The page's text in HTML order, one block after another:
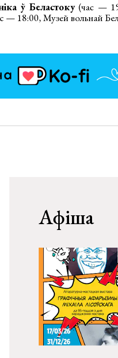
ў Беластоку(час —
— 18:00, Музей вольнай
Афіша